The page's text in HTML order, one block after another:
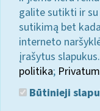
galite sutikti ir su
sutikimą bet
interneto
įrašytus
politika;
Būtinieji